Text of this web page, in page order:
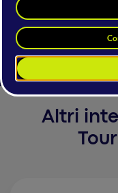
ricettive ed enti
aumentare la
viaggiatori.
Altri